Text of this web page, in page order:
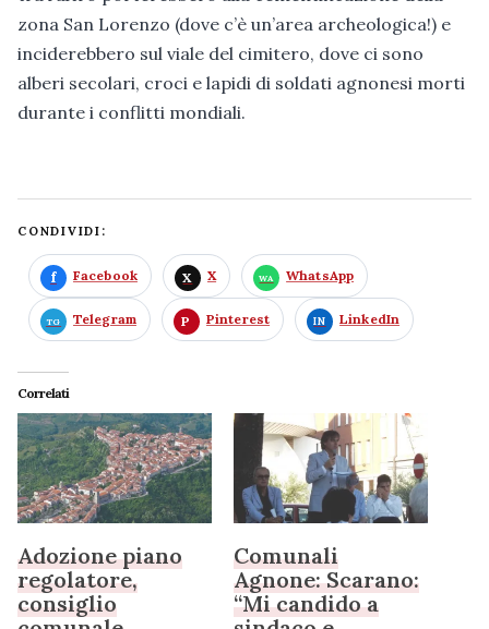
zona San Lorenzo (dove c’è un’area archeologica!) e
inciderebbero sul viale del cimitero, dove ci sono
alberi secolari, croci e lapidi di soldati agnonesi morti
durante i conflitti mondiali.
CONDIVIDI:
Facebook X WhatsApp
Telegram Pinterest LinkedIn
Correlati
Adozione piano
regolatore,
consiglio
Comunali
Agnone: Scarano:
“Mi candido a